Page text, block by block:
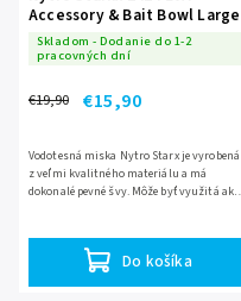
Accessory & Bait Bowl Large
Skladom - Dodanie do 1-2
pracovných dní
€19,90 €15,90
Do košíka
Vodotesná miska Nytro Starx je vyrobená
z veľmi kvalitného materiálu a má
dokonalé pevné švy. Môže byť využitá ako